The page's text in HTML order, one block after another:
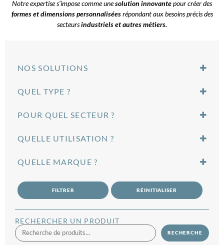
Notre expertise s’impose comme unesolution innovantepour créer des
formes et dimensions personnaliséesrépondant aux besoins précis des
secteursindustriels et autres métiers.
NOS SOLUTIONS
Assemblage provisoire & repositionnable
Étanchéité & isolation
Traitement de surface
QUEL TYPE ?
Double face non tissé
Mousse simple face
Colle industrielle
Ruban adhésif double face
POUR QUEL SECTEUR ?
Automobile & mobilités
Électronique & électricité
Maroquinerie & textiles
Services publics & collectivités
Signalétique & graphisme
Spectacle & événementiel
Transport & loisirs techniques
QUELLE UTILISATION ?
Architecture
Automobile
Désamiantage
Énergies
Enseignes
QUELLE MARQUE ?
ORAFOL®
Saint Gobain Tapes
Scapa
FILTRER RÉINITIALISER
RECHERCHER UN PRODUIT
RECHERCHE